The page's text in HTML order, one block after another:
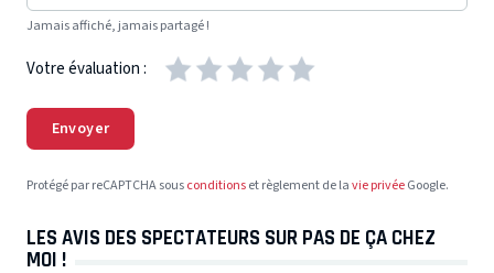
Jamais affiché, jamais partagé !
Votre évaluation :
Envoyer
Protégé par reCAPTCHA sousconditionset règlement de lavie privéeGoogle.
LES AVIS DES SPECTATEURS SUR PAS DE ÇA CHEZ
MOI !